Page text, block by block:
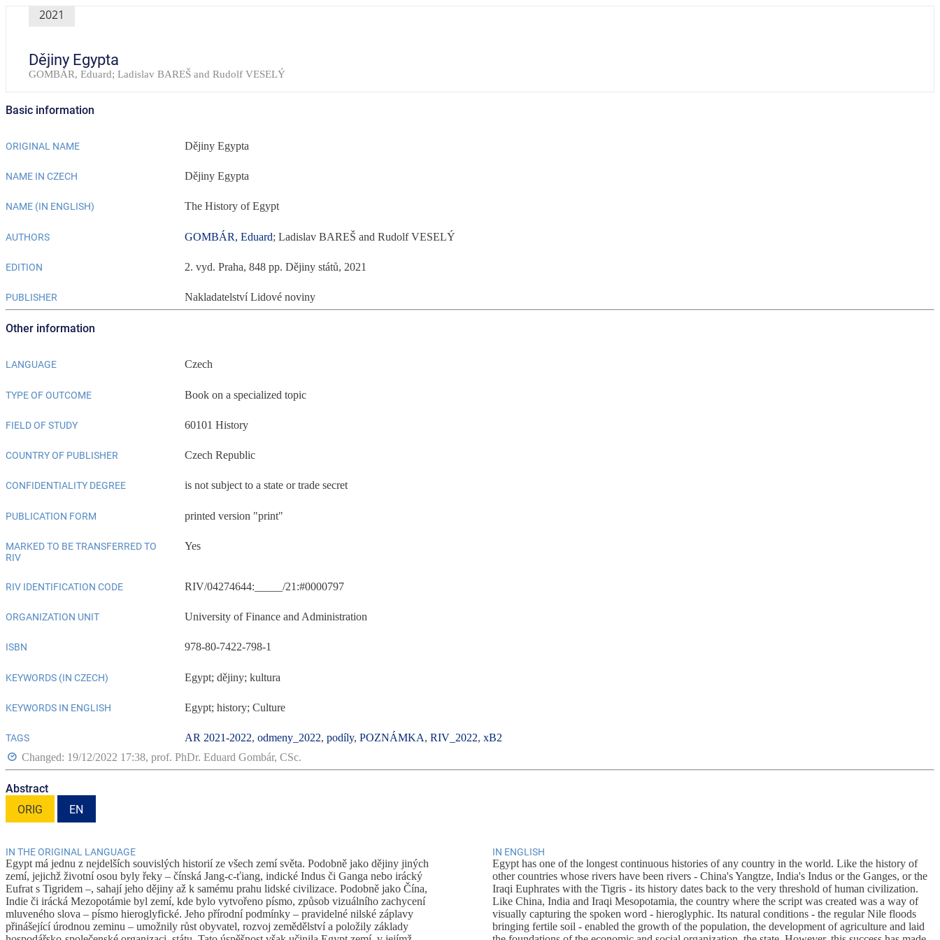
2021
Dějiny Egypta
GOMBÁR, Eduard; Ladislav BAREŠ and Rudolf VESELÝ
Basic information
ORIGINAL NAME Dějiny Egypta
NAME IN CZECH Dějiny Egypta
NAME (IN ENGLISH) The History of Egypt
AUTHORS GOMBÁR, Eduard; Ladislav BAREŠ and Rudolf VESELÝ
EDITION 2. vyd. Praha, 848 pp. Dějiny států, 2021
PUBLISHER Nakladatelství Lidové noviny
Other information
LANGUAGE Czech
TYPE OF OUTCOME Book on a specialized topic
FIELD OF STUDY 60101 History
COUNTRY OF PUBLISHER Czech Republic
CONFIDENTIALITY DEGREE is not subject to a state or trade secret
PUBLICATION FORM printed version "print"
MARKED TO BE TRANSFERRED TO
RIV
Yes
RIV IDENTIFICATION CODE RIV/04274644:_____/21:#0000797
ORGANIZATION UNIT University of Finance and Administration
ISBN 978-80-7422-798-1
KEYWORDS (IN CZECH) Egypt; dějiny; kultura
KEYWORDS IN ENGLISH Egypt; history; Culture
TAGS AR 2021-2022, odmeny_2022, podíly, POZNÁMKA, RIV_2022, xB2
Changed: 19/12/2022 17:38, prof. PhDr. Eduard Gombár, CSc.
Abstract
ORIG
EN
IN THE ORIGINAL LANGUAGE
Egypt má jednu z nejdelších souvislých historií ze všech zemí světa. Podobně jako dějiny jiných
zemí, jejichž životní osou byly řeky – čínská Jang-c-ťiang, indické Indus či Ganga nebo irácký
Eufrat s Tigridem –, sahají jeho dějiny až k samému prahu lidské civilizace. Podobně jako Čína,
Indie či irácká Mezopotámie byl zemí, kde bylo vytvořeno písmo, způsob vizuálního zachycení
mluveného slova – písmo hieroglyfické. Jeho přírodní podmínky – pravidelné nilské záplavy
přinášející úrodnou zeminu – umožnily růst obyvatel, rozvoj zemědělství a položily základy
IN ENGLISH
Egypt has one of the longest continuous histories of any country in the world. Like the history of
other countries whose rivers have been rivers - China's Yangtze, India's Indus or the Ganges, or the
Iraqi Euphrates with the Tigris - its history dates back to the very threshold of human civilization.
Like China, India and Iraqi Mesopotamia, the country where the script was created was a way of
visually capturing the spoken word - hieroglyphic. Its natural conditions - the regular Nile floods
bringing fertile soil - enabled the growth of the population, the development of agriculture and laid